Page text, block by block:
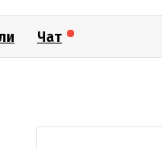
Чат